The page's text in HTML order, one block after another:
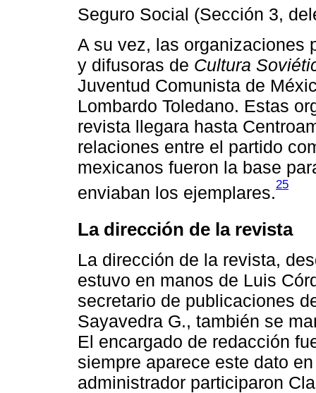
Seguro Social (Sección 3,
A su vez, las organizaciones
y difusoras de Cultura
Juventud Comunista de
Lombardo Toledano. Estas
revista llegara hasta
relaciones entre el partido
mexicanos fueron la base
enviaban los ejemplares.25
La dirección de la revista
La dirección de la revista,
estuvo en manos de Luis
secretario de publicaciones
Sayavedra G., también se
El encargado de redacción
siempre aparece este dato
administrador participaron